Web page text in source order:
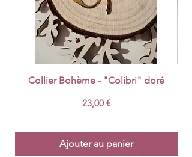
Collier Bohème - "Colibri" doré
Prix
23,00 €
Ajouter au panier